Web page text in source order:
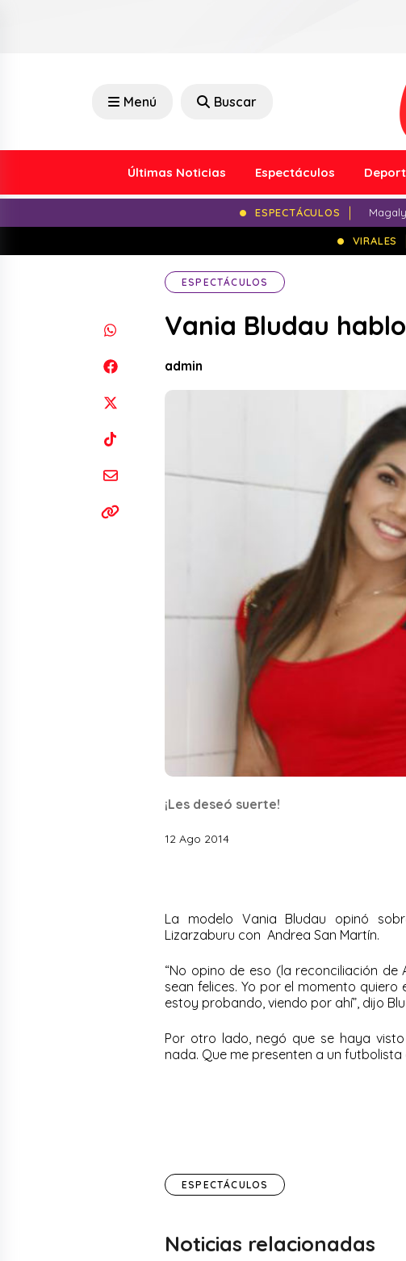
Menú Buscar
Últimas Noticias Espectáculos
ESPECTÁCULOS
VIRALES
ESPECTÁCULOS
Vania Bludau
admin
¡Les deseó suerte!
12 Ago 2014
La modelo Vania Bludau opinó
Lizarzaburu con Andrea San Martín.
“No opino de eso (la reconciliación
sean felices. Yo por el momento
estoy probando, viendo por ahí”, dijo
Por otro lado, negó que se haya
nada. Que me presenten a un
ESPECTÁCULOS
Noticias relacionadas